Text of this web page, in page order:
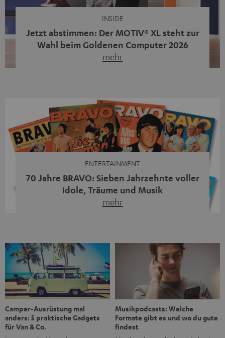
INSIDE
Jetzt abstimmen: Der MOTIV® XL steht zur
Wahl beim Goldenen Computer 2026
mehr
Streaming-System vereint hochwertige HiFi-Technik,
moderne Streaming-Funktionen und hohe Flexibilität in
einem einzigen Gerät – und zeigt, dass man für großen
Sound heute keine klassische HiFi-Anlage mehr braucht.
ENTERTAINMENT
70 Jahre BRAVO: Sieben Jahrzehnte voller
Idole, Träume und Musik
mehr
1956 begleitet das Magazin Jugendliche durch Rock und
Pop, kleine Schwärmereien und große Fragen. Zum 70.
Jubiläum werfen wir einen Blick zurück. Vom Filmheft zur
Jugendmarke: Wie die BRAVO ihren Ton fand Als die […]
Camper-Ausrüstung mal
anders: 5 praktische Gadgets
für Van & Co.
Musikpodcasts: Welche
Formate gibt es und wo du gute
findest